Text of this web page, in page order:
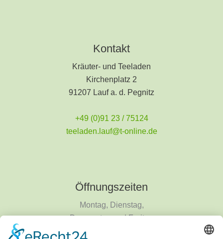
Kontakt
Kräuter- und Teeladen
Kirchenplatz 2
91207 Lauf a. d. Pegnitz
+49 (0)91 23 / 75124
teeladen.lauf@t-online.de
Öffnungszeiten
Montag, Dienstag,
Donnerstag und Freitag